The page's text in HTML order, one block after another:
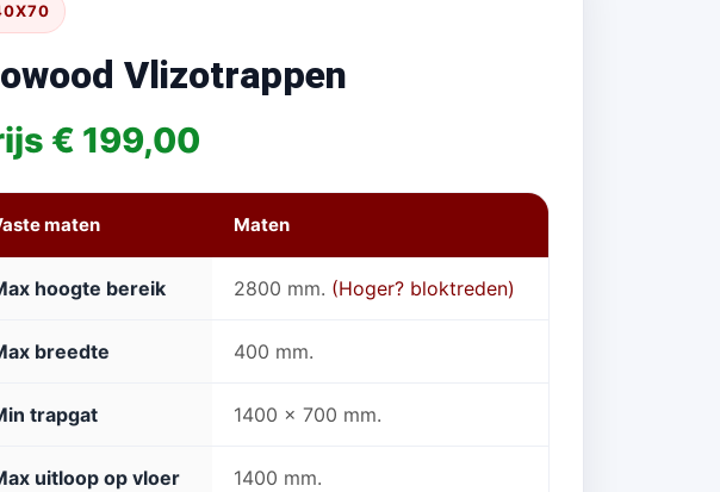
Vlizotrappen
€ 199,00
maten Maten
hoogte bereik 2800 mm. (Hoger? bloktreden)
breedte 400 mm.
trapgat 1400 x 700 mm.
uitloop op vloer 1400 mm.